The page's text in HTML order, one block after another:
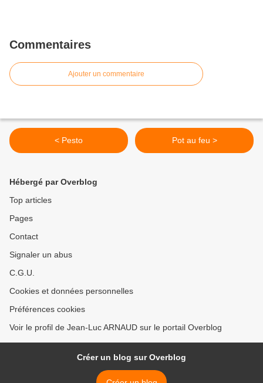
Commentaires
Ajouter un commentaire
< Pesto Pot au feu >
Hébergé par Overblog
Top articles
Pages
Contact
Signaler un abus
C.G.U.
Cookies et données personnelles
Préférences cookies
Voir le profil de Jean-Luc ARNAUD sur le portail Overblog
Créer un blog sur Overblog